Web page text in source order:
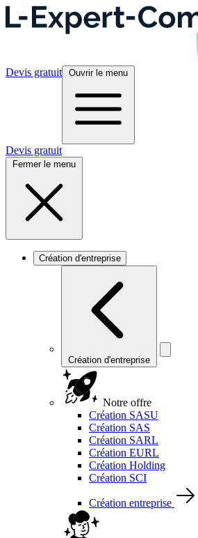
Devis gratuit Ouvrir le menu
Devis gratuit
Fermer le menu
Création d'entreprise
Création d'entreprise
Notre offre
Création SASU
Création SAS
Création SARL
Création EURL
Création Holding
Création SCI
Création entreprise